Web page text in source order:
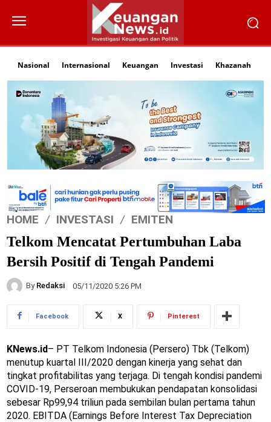
Nasional Internasional Keuangan Investasi Khazanah
HOME INVESTASI EMITEN
Telkom Mencatat Pertumbuhan Laba
Bersih Positif di Tengah Pandemi
By Redaksi 05/11/2020 5:26 PM
Facebook X Pinterest
KNews.id– PT Telkom Indonesia (Persero) Tbk (Telkom)
menutup kuartal III/2020 dengan kinerja yang sehat dan
tingkat profitabilitas yang terjaga. Di tengah kondisi pandemi
COVID-19, Perseroan membukukan pendapatan konsolidasi
sebesar Rp99,94 triliun pada sembilan bulan pertama tahun
2020. EBITDA (Earnings Before Interest Tax Depreciation